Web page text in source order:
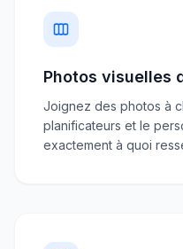
Photos visuelles
Joignez des photos à
planificateurs et le
exactement à quoi